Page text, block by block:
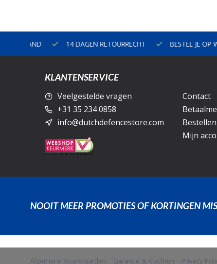
14 DAGEN RETOURRECHT BESTEL JE OP
KLANTENSERVICE
Veelgestelde vragen
+31 35 234 0858
info@dutchdefencestore.com
Contact
Mijn
NOOIT MEER PROMOTIES OF KORTINGEN
Algemene Voorwaarden Garantie & Klachten Privacy